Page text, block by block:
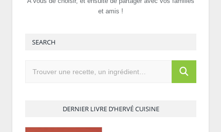
et amis !
SEARCH
DERNIER LIVRE D’HERVÉ CUISINE